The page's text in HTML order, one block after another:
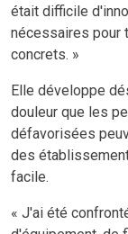
était difficile
nécessaires pour
concrets. »
Elle développe
douleur que les
défavorisées
des
facile.
« J'ai été